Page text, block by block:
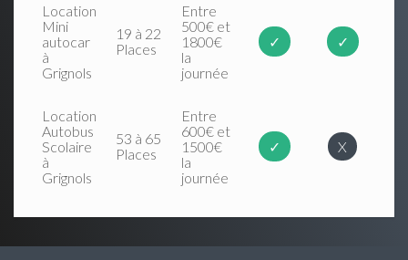
Location
Mini
autocar
à
Grignols
19 à 22
Places
Entre
500€ et
1800€
la
journée
✓ ✓
Location
Autobus
Scolaire
à
Grignols
53 à 65
Places
Entre
600€ et
1500€
la
journée
✓ X